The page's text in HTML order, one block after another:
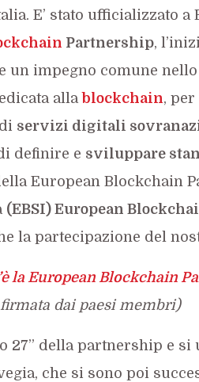
E’ stato ufficializzato
Partnership,
un impegno comune
allablockchain,
servizi digitali
definire e sviluppare
European Blockchain
(EBSI) European
la partecipazione del
la European Blockchain
dai paesi membri)
27” della partnership e
che si sono poi